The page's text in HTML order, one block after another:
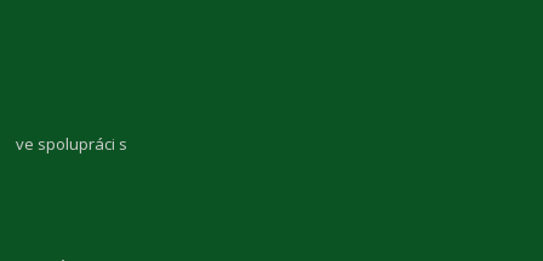
ve spolupráci s